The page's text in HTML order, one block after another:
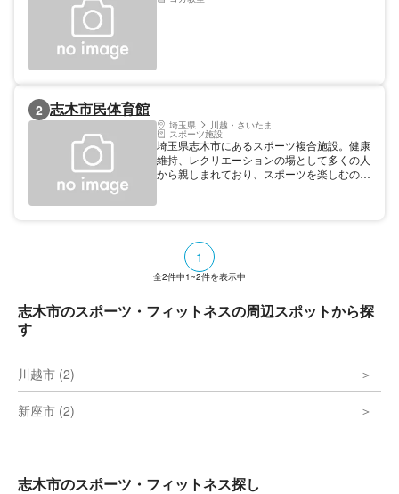
2 志木市民体育館
埼玉県 川越・さいたま
スポーツ施設
埼玉県志木市にあるスポーツ複合施設。健康
維持、レクリエーションの場として多くの人
から親しまれており、スポーツを楽しむのに
1
全2件中1~2件を表示中
志木市のスポーツ・フィットネスの周辺スポットから探
す
川越市 (2)
新座市 (2)
志木市のスポーツ・フィットネス探し